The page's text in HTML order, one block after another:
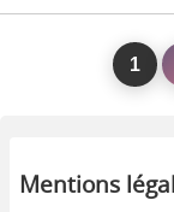
1
Mentions